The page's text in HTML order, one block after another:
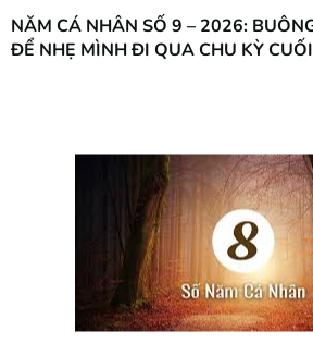
NĂM CÁ NHÂN SỐ 9 – 2026:
ĐỂ NHẸ MÌNH ĐI QUA CHU KỲ CUỐI